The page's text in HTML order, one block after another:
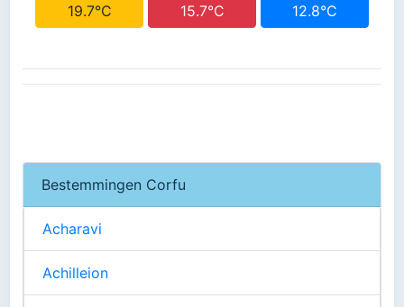
19.7°C
15.7°C
12.8°C
Bestemmingen Corfu
Acharavi
Achilleion